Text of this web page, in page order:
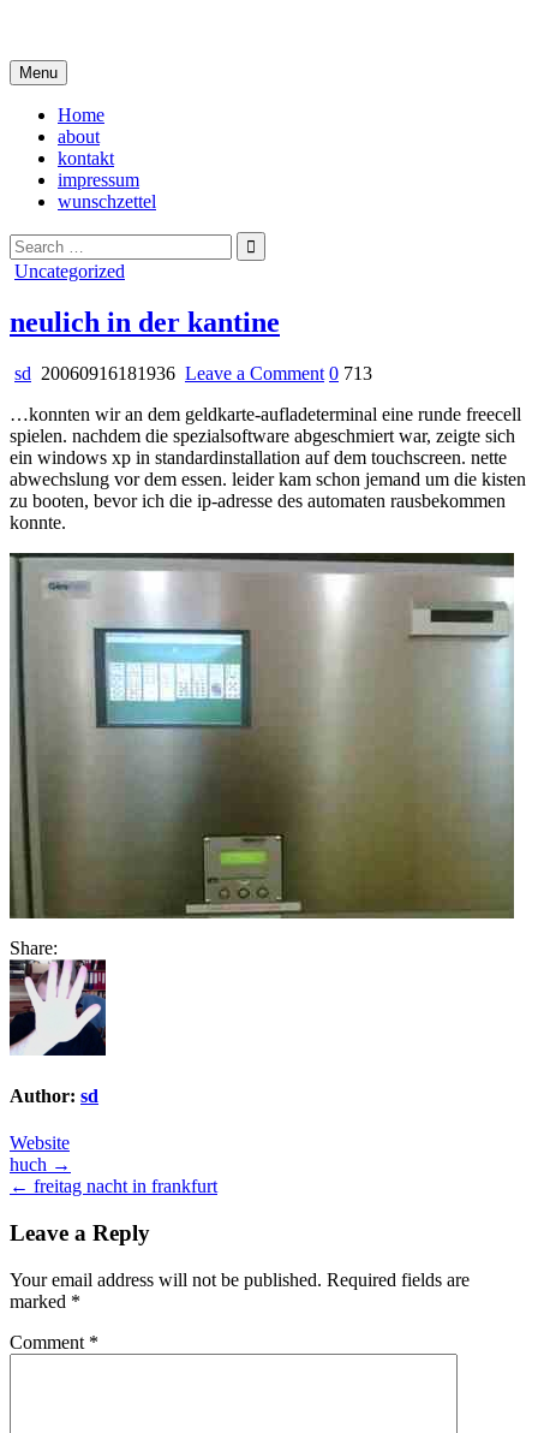
content
Menu
Home
about
kontakt
impressum
wunschzettel
Search
for:
Posted
Uncategorized
neulich in der kantine
sd 20060916181936 Leave a Commenton
in
der
kantine
0 713
…konnten wir an dem geldkarte-aufladeterminal eine runde freecell
spielen. nachdem die spezialsoftware abgeschmiert war, zeigte sich
ein windows xp in standardinstallation auf dem touchscreen. nette
abwechslung vor dem essen. leider kam schon jemand um die kisten
zu booten, bevor ich die ip-adresse des automaten rausbekommen
konnte.
Share:
Author: sd
Website
Post
navigation
huch →
← freitag nacht in frankfurt
Leave a Reply
Your email address will not be published. Required fields are
marked *
Comment *